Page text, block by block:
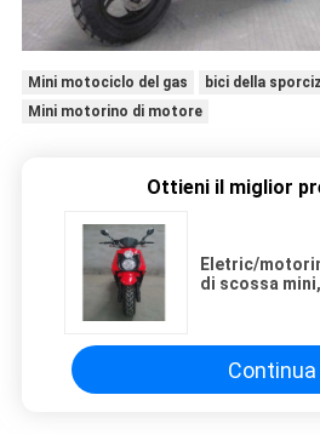
Mini motociclo del gas
bici della
Mini motorino di motore
Ottieni il miglior
Eletric/
di scossa
Continua